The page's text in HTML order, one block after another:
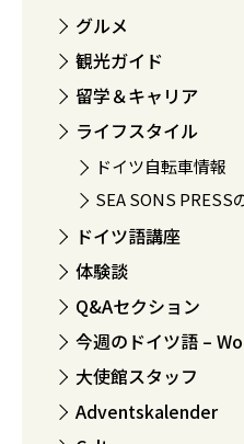
グルメ
観光ガイド
留学＆キャリア
ライフスタイル
ドイツ自転車情報
SEA SONS PRESS
ドイツ語講座
体験談
Q&Aセクション
今週のドイツ語 –
大使館スタッフ
Adventskalender